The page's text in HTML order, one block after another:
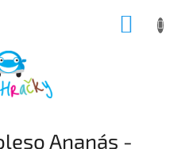
Ananás -